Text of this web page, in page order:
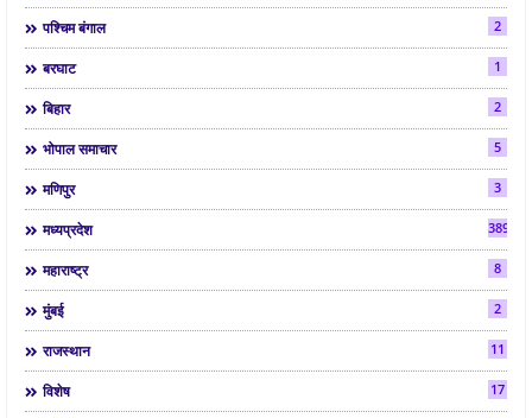
पश्चिम बंगाल 2
बरघाट 1
बिहार 2
भोपाल समाचार 5
मणिपुर 3
मध्यप्रदेश 3892
महाराष्ट्र 8
मुंबई 2
राजस्थान 11
विशेष 17